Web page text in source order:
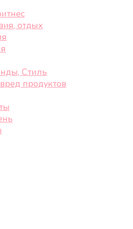
отдых
Стиль
продуктов